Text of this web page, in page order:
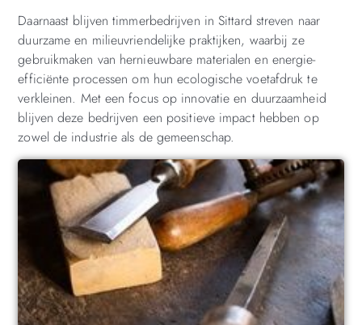
Daarnaast blijven timmerbedrijven in Sittard streven naar
duurzame en milieuvriendelijke praktijken, waarbij ze
gebruikmaken van hernieuwbare materialen en energie-
efficiënte processen om hun ecologische voetafdruk te
verkleinen. Met een focus op innovatie en duurzaamheid
blijven deze bedrijven een positieve impact hebben op
zowel de industrie als de gemeenschap.